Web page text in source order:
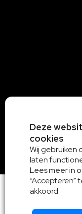
Deze
cookies
Wij gebruiken
laten
Lees meer in
“Accepteren”
akkoord.